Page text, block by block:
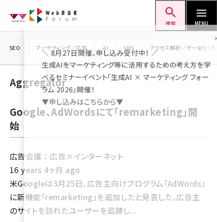
ン
検索 MENU
seo (3538)
note (2322)
セミナー (2315)
z世代 (1629)
meo (1281)
SEO マーケティング／広告 AI SNS アクセス解析／データ分析
Aggregator
Google、AdWordsにて「remarketing」開
始
広告会議 ： 広告×インターネット
16 years 4ヶ月 ago
米Googleは3月25日、広告主向けプログラム「AdWords」
に新機能「remarketing」を追加したと発表した。広告主
のサイトを訪れたユーザーを追跡し...
＼ 8月27日開催、申し込み受付中！ ／
生成AIをマーケティング等に活用するための考え方を
べるセミナーイベント「生成AI × マーケティング フォー
ラム 2026」開催！
▼申し込みはこちらから▼